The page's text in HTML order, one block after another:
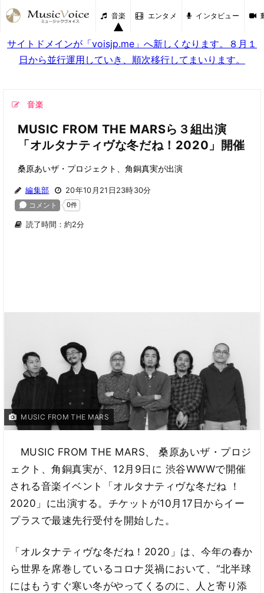
音楽 エンタメ インタビュー
サイトドメインが「voisjp.me」へ新しくなります。８月１
日から並行運用していき、順次移行してまいります。
音楽
MUSIC FROM THE MARSら３組出演
「オルタナティヴな冬だね！2020」開催
桑原あいザ・プロジェクト、角銅真実が出演
編集部 20年10月21日23時30分
読了時間：約2分
MUSIC FROM THE MARS
MUSIC FROM THE MARS、 桑原あいザ・プロジ
ェクト、角銅真実が、12月9日に 渋谷WWWで開催
される音楽イベント「オルタナティヴな冬だね ！
2020」に出演する。チケットが10月17日からイー
プラスで最速先行受付を開始した。
「オルタナティヴな冬だね！2020」は、今年の春か
ら世界を席巻しているコロナ災禍において、“北半球
にはもうすぐ寒い冬がやってくるのに、人と寄り添